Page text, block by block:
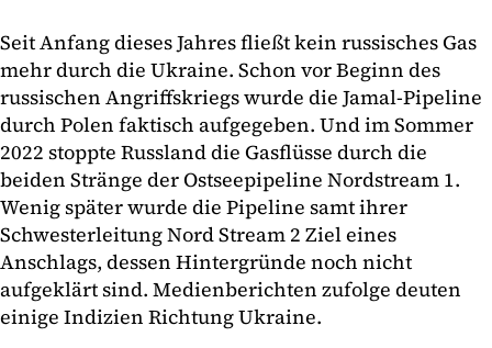
Seit Anfang dieses Jahres fließt kein russisches Gas
mehr durch die Ukraine. Schon vor Beginn des
russischen Angriffskriegs wurde die Jamal-Pipeline
durch Polen faktisch aufgegeben. Und im Sommer
2022 stoppte Russland die Gasflüsse durch die
beiden Stränge der Ostseepipeline Nordstream 1.
Wenig später wurde die Pipeline samt ihrer
Schwesterleitung Nord Stream 2 Ziel eines
Anschlags, dessen Hintergründe noch nicht
aufgeklärt sind. Medienberichten zufolge deuten
einige Indizien Richtung Ukraine.